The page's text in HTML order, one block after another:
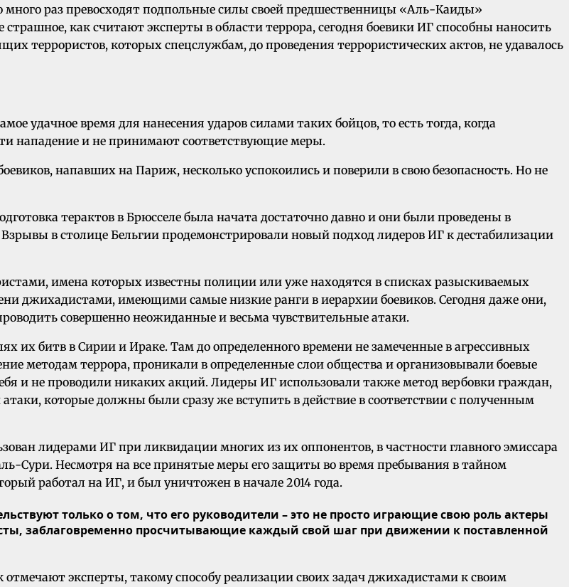
много раз превосходят подпольные силы своей предшественницы «Аль-Каиды»
как считают эксперты в области террора, сегодня боевики ИГ способны наносить
террористов, которых спецслужбам, до проведения террористических актов, не удавалось
удачное время для нанесения ударов силами таких бойцов, то есть тогда, когда
нападение и не принимают соответствующие меры.
напавших на Париж, несколько успокоились и поверили в свою безопасность. Но не
терактов в Брюсселе была начата достаточно давно и они были проведены в
в столице Бельгии продемонстрировали новый подход лидеров ИГ к дестабилизации
имена которых известны полиции или уже находятся в списках разыскиваемых
джихадистами, имеющими самые низкие ранги в иерархии боевиков. Сегодня даже они,
совершенно неожиданные и весьма чувствительные атаки.
их битв в Сирии и Ираке. Там до определенного времени не замеченные в агрессивных
методам террора, проникали в определенные слои общества и организовывали боевые
и не проводили никаких акций. Лидеры ИГ использовали также метод вербовки граждан,
которые должны были сразу же вступить в действие в соответствии с полученным
лидерами ИГ при ликвидации многих из их оппонентов, в частности главного эмиссара
Сури. Несмотря на все принятые меры его защиты во время пребывания в тайном
работал на ИГ, и был уничтожен в начале 2014 года.
только о том, что его руководители – это не просто играющие свою роль актеры
заблаговременно просчитывающие каждый свой шаг при движении к поставленной
эксперты, такому способу реализации своих задач джихадистами к своим